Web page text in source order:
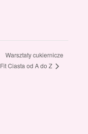
Warsztaty cukiernicze
Fit Ciasta od A do Z